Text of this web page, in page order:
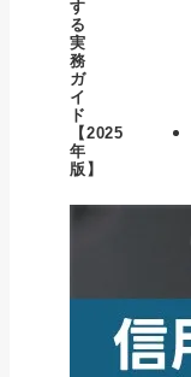
す
る
実
務
ガ
イ
ド
【2025
年
版】